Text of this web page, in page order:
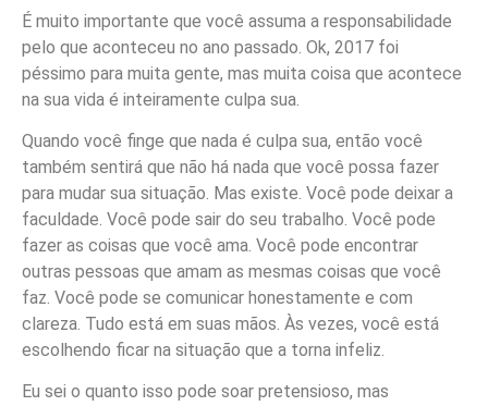
É muito importante que você assuma a responsabilidade
pelo que aconteceu no ano passado. Ok, 2017 foi
péssimo para muita gente, mas muita coisa que acontece
na sua vida é inteiramente culpa sua.
Quando você finge que nada é culpa sua, então você
também sentirá que não há nada que você possa fazer
para mudar sua situação. Mas existe. Você pode deixar a
faculdade. Você pode sair do seu trabalho. Você pode
fazer as coisas que você ama. Você pode encontrar
outras pessoas que amam as mesmas coisas que você
faz. Você pode se comunicar honestamente e com
clareza. Tudo está em suas mãos. Às vezes, você está
escolhendo ficar na situação que a torna infeliz.
Eu sei o quanto isso pode soar pretensioso, mas